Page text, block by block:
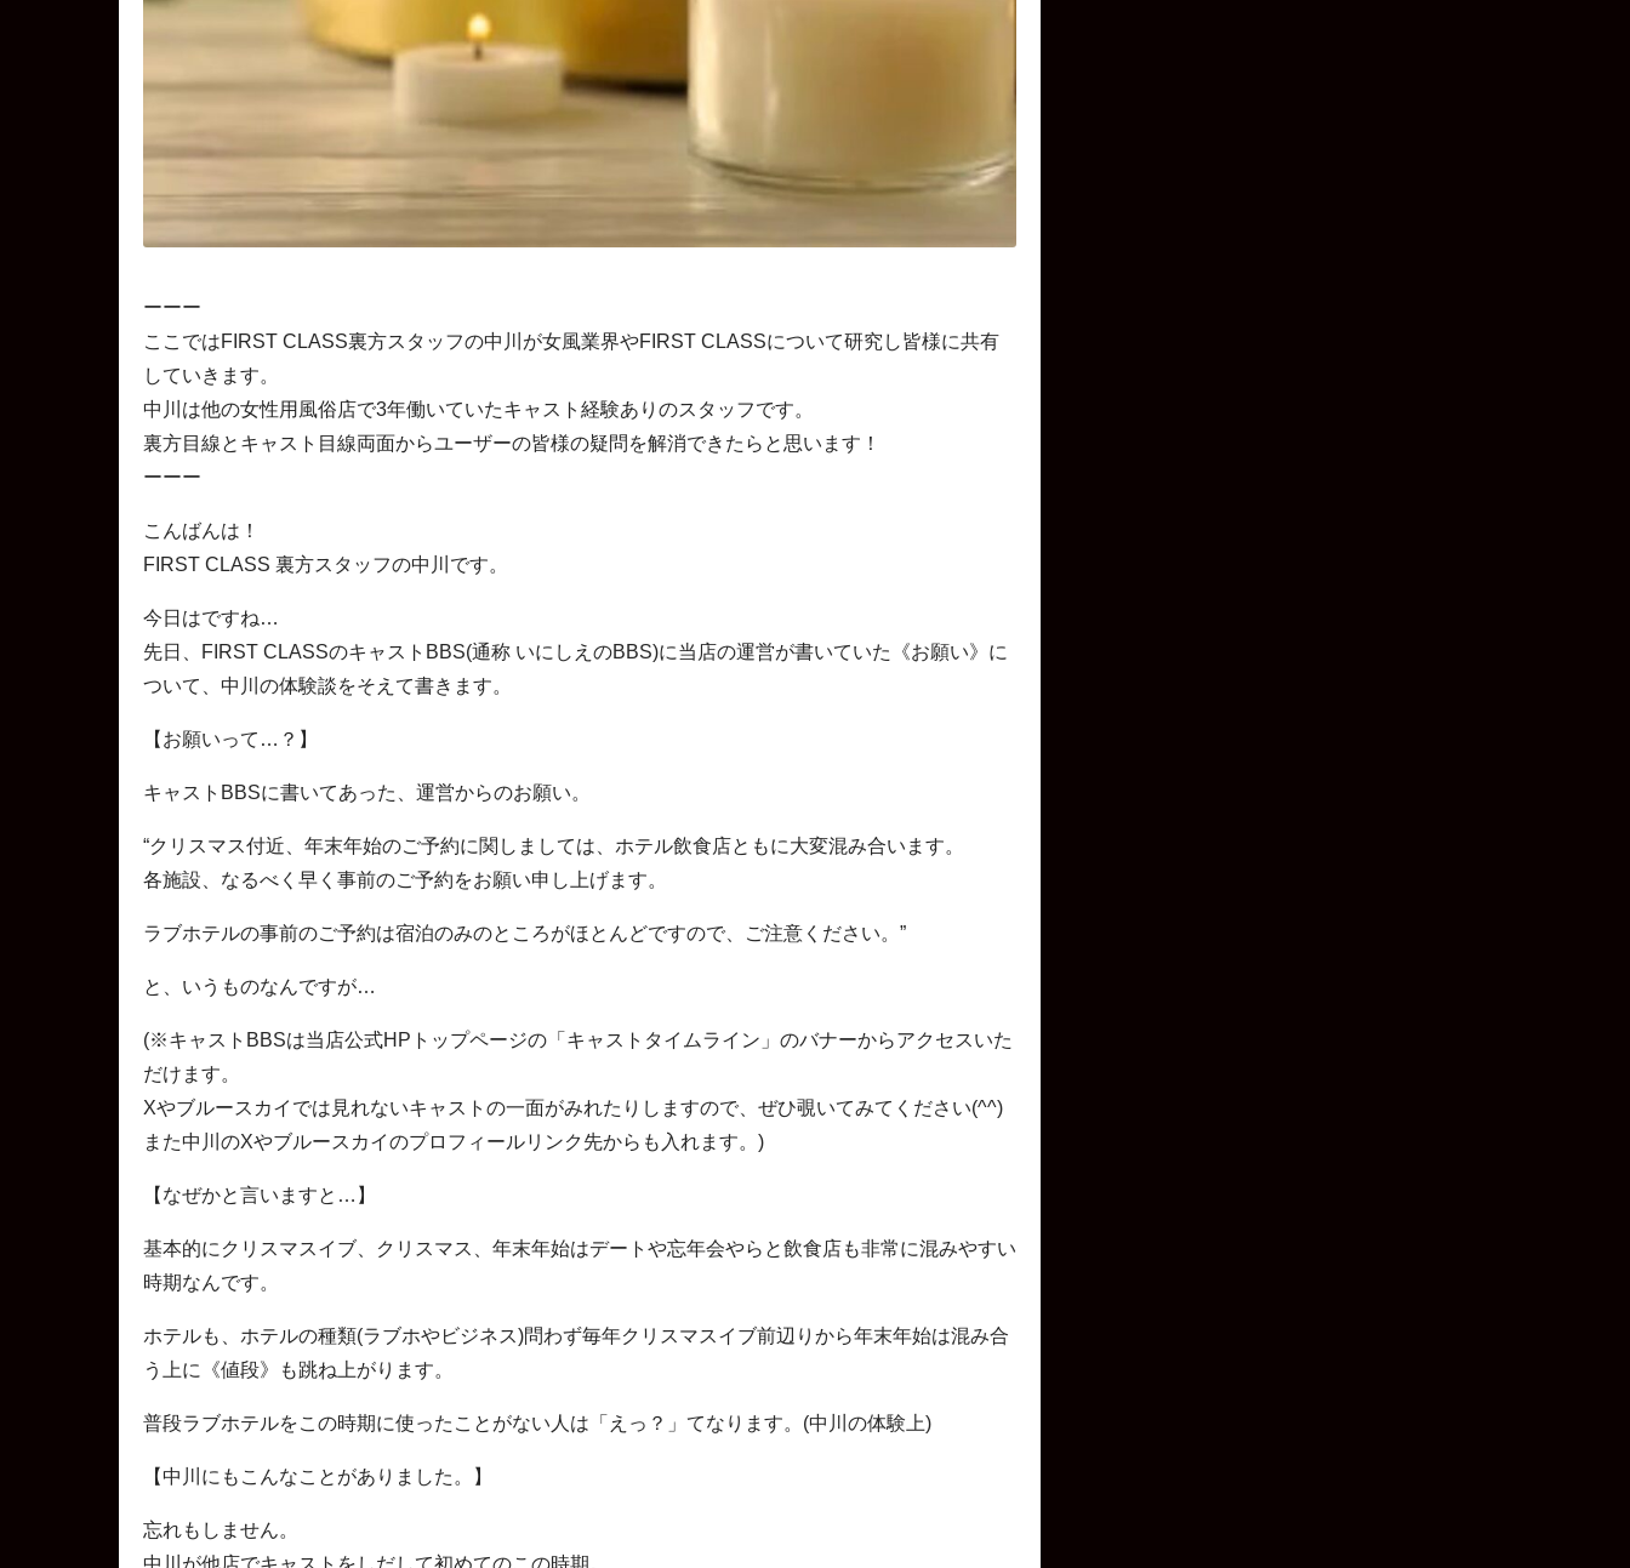
ーーー
ここではFIRST CLASS裏方スタッフの中川が女風業界やFIRST CLASSについて研究し皆様に共有
していきます。
中川は他の女性用風俗店で3年働いていたキャスト経験ありのスタッフです。
裏方目線とキャスト目線両面からユーザーの皆様の疑問を解消できたらと思います！
ーーー
こんばんは！
FIRST CLASS 裏方スタッフの中川です。
今日はですね…
先日、FIRST CLASSのキャストBBS(通称 いにしえのBBS)に当店の運営が書いていた《お願い》に
ついて、中川の体験談をそえて書きます。
【お願いって…？】
キャストBBSに書いてあった、運営からのお願い。
“クリスマス付近、年末年始のご予約に関しましては、ホテル飲食店ともに大変混み合います。
各施設、なるべく早く事前のご予約をお願い申し上げます。
ラブホテルの事前のご予約は宿泊のみのところがほとんどですので、ご注意ください。”
と、いうものなんですが…
(※キャストBBSは当店公式HPトップページの「キャストタイムライン」のバナーからアクセスいた
だけます。
Xやブルースカイでは見れないキャストの一面がみれたりしますので、ぜひ覗いてみてください(^^)
また中川のXやブルースカイのプロフィールリンク先からも入れます。)
【なぜかと言いますと…】
基本的にクリスマスイブ、クリスマス、年末年始はデートや忘年会やらと飲食店も非常に混みやすい
時期なんです。
ホテルも、ホテルの種類(ラブホやビジネス)問わず毎年クリスマスイブ前辺りから年末年始は混み合
う上に《値段》も跳ね上がります。
普段ラブホテルをこの時期に使ったことがない人は「えっ？」てなります。(中川の体験上)
【中川にもこんなことがありました。】
忘れもしません。